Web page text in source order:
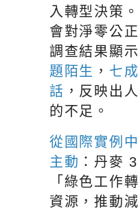
入轉型決策
會對淨零公
調查結果顯示
題陌生 ， 七
話 ，反映出
的不足。
從國際實例
主動 ：丹麥
「綠色工作
資源，推動